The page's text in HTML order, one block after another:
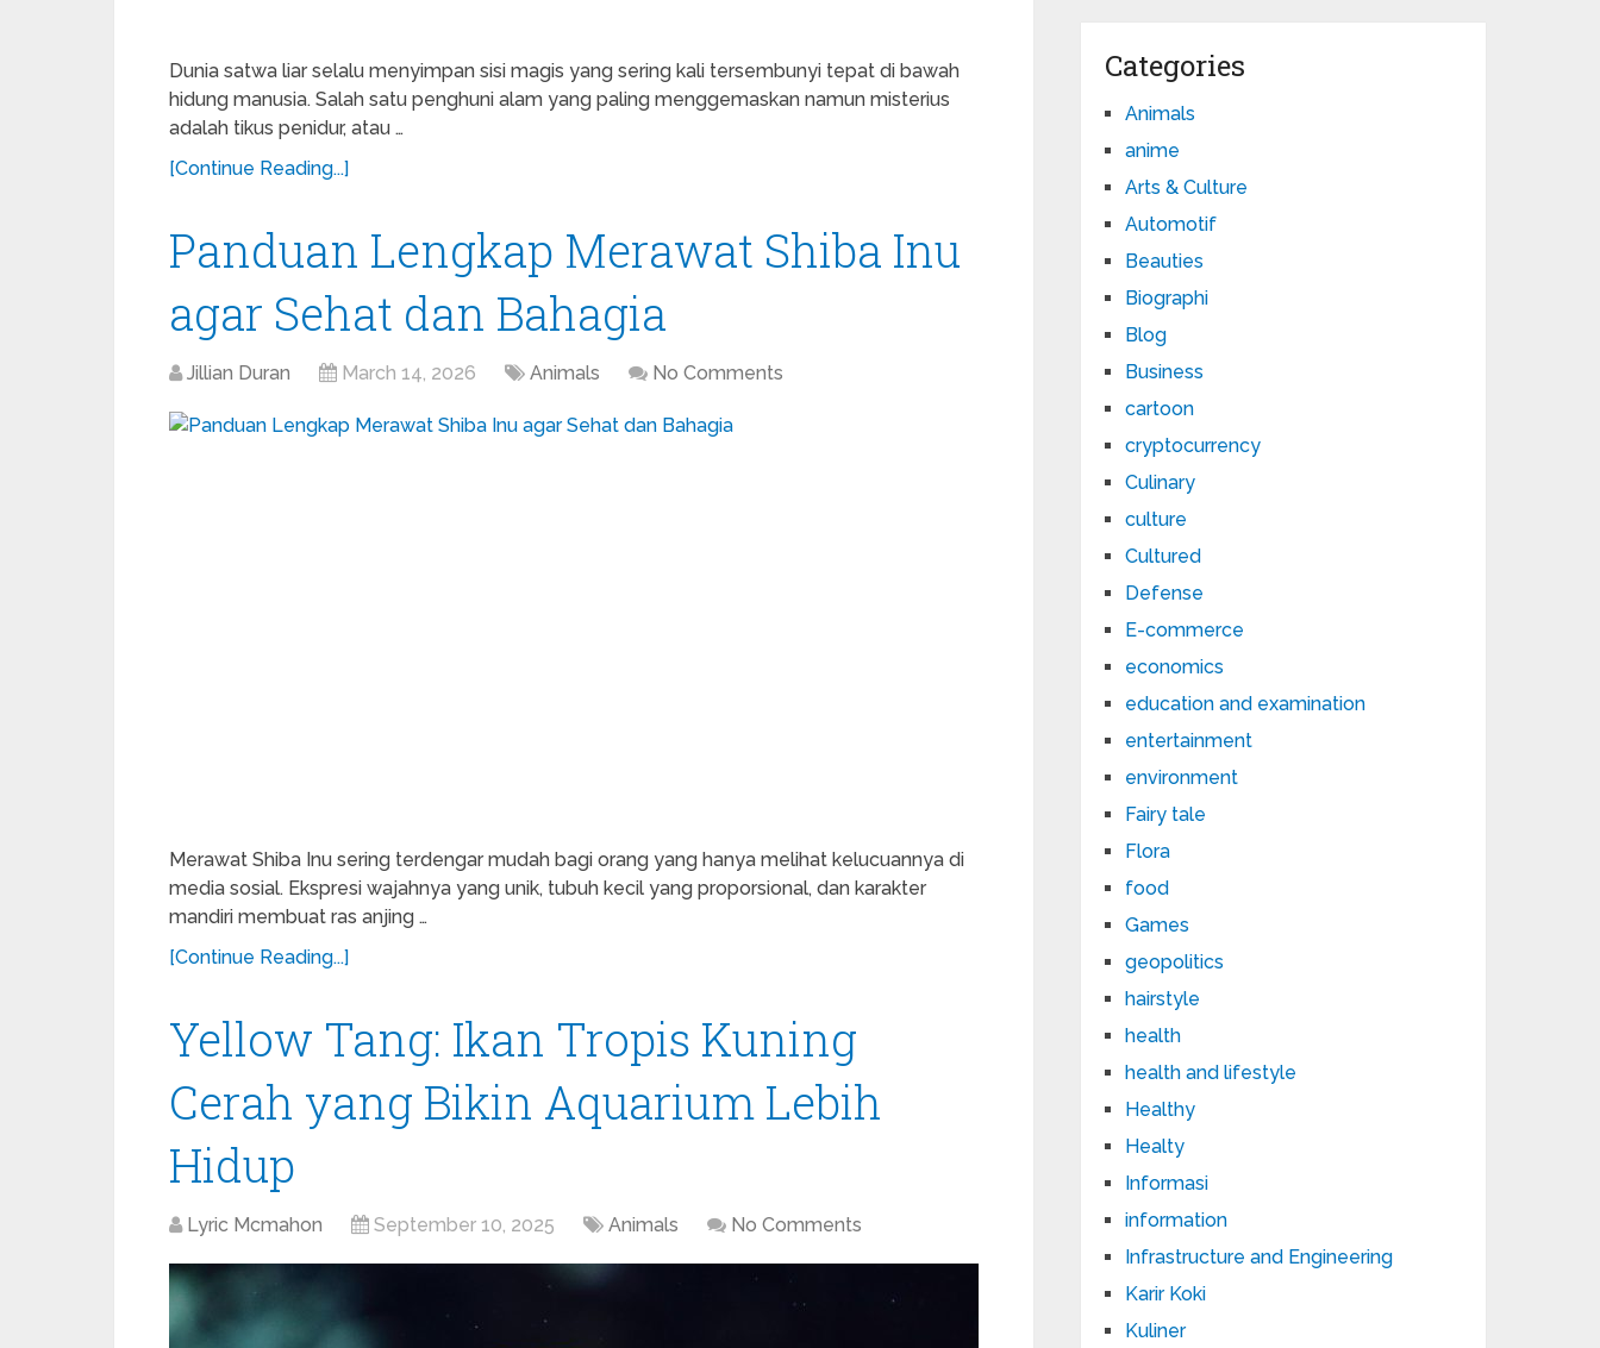
Dunia satwa liar selalu menyimpan sisi magis yang sering kali tersembunyi tepat di bawah
hidung manusia. Salah satu penghuni alam yang paling menggemaskan namun misterius
adalah tikus penidur, atau …
[Continue Reading...]
Panduan Lengkap Merawat Shiba Inu
agar Sehat dan Bahagia
Jillian Duran March 14, 2026 Animals No Comments
Merawat Shiba Inu sering terdengar mudah bagi orang yang hanya melihat kelucuannya di
media sosial. Ekspresi wajahnya yang unik, tubuh kecil yang proporsional, dan karakter
mandiri membuat ras anjing …
[Continue Reading...]
Yellow Tang: Ikan Tropis Kuning
Cerah yang Bikin Aquarium Lebih
Hidup
Lyric Mcmahon September 10, 2025 Animals No Comments
Categories
Animals
anime
Arts & Culture
Automotif
Beauties
Biographi
Blog
Business
cartoon
cryptocurrency
Culinary
culture
Cultured
Defense
E-commerce
economics
education and examination
entertainment
environment
Fairy tale
Flora
food
Games
geopolitics
hairstyle
health
health and lifestyle
Healthy
Healty
Informasi
information
Infrastructure and Engineering
Karir Koki
Kuliner